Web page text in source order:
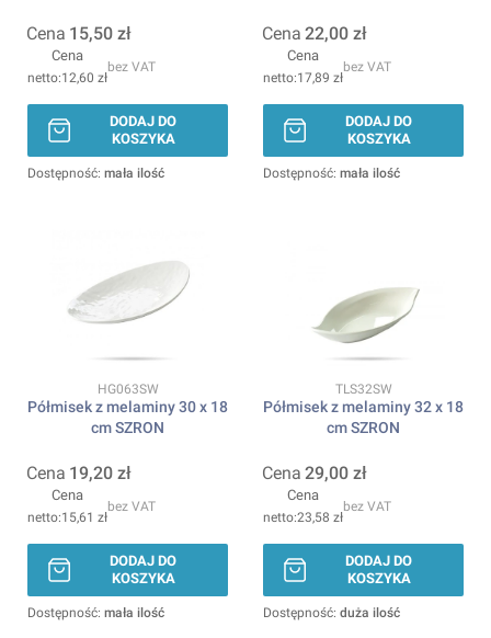
Cena 15,50 zł
Cena
12,60 zł
bez VAT
DODAJ DO
KOSZYKA
Dostępność: mała ilość
Cena 22,00 zł
Cena
17,89 zł
bez VAT
DODAJ DO
KOSZYKA
Dostępność: mała ilość
Kod produktu
HG063SW
Półmisek z melaminy 30 x 18
cm SZRON
Cena 19,20 zł
Cena
15,61 zł
bez VAT
DODAJ DO
KOSZYKA
Dostępność: mała ilość
Kod produktu
TLS32SW
Półmisek z melaminy 32 x 18
cm SZRON
Cena 29,00 zł
Cena
23,58 zł
bez VAT
DODAJ DO
KOSZYKA
Dostępność: duża ilość